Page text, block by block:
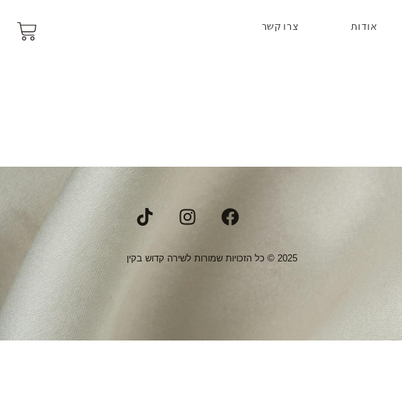
אודות צרו קשר
2025 © כל הזכויות שמורות לשירה קדוש בקין